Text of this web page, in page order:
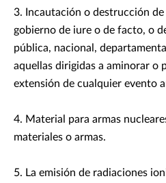
3. Incautación o destrucción
gobierno de iure o de facto, o
pública, nacional,
aquellas dirigidas a aminorar o
extensión de cualquier evento
4. Material para armas
materiales o armas.
5. La emisión de radiaciones